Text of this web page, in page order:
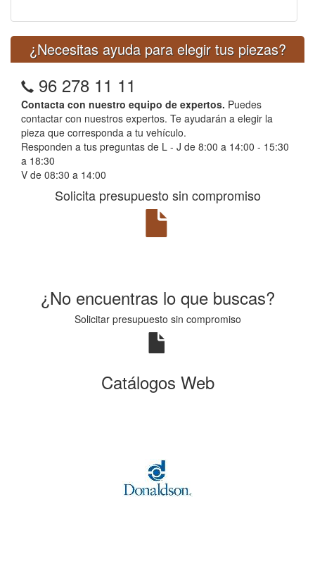
¿Necesitas ayuda para elegir tus piezas?
96 278 11 11
Contacta con nuestro equipo de expertos. Puedes
contactar con nuestros expertos. Te ayudarán a elegir la
pieza que corresponda a tu vehículo.
Responden a tus preguntas de L - J de 8:00 a 14:00 - 15:30
a 18:30
V de 08:30 a 14:00
Solicita presupuesto sin compromiso
¿No encuentras lo que buscas?
Solicitar presupuesto sin compromiso
Catálogos Web